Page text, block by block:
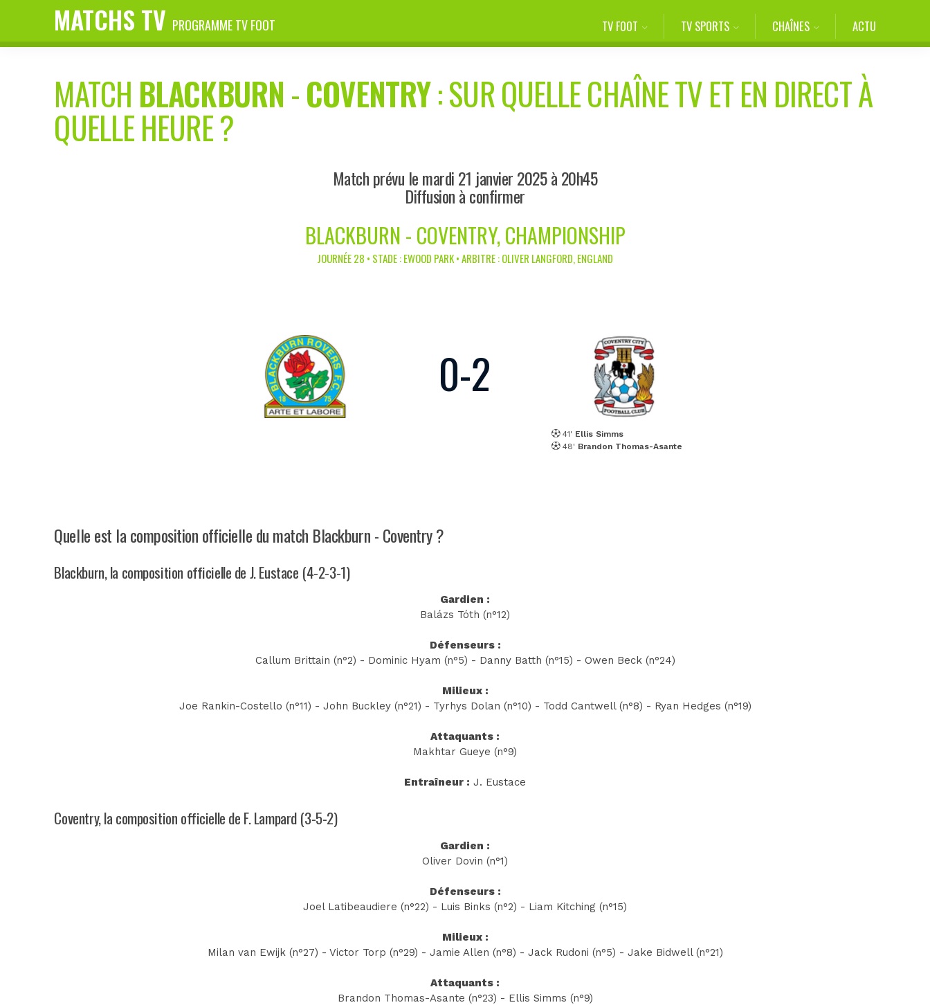
MATCHS TV PROGRAMME TV FOOT TV FOOT TV SPORTS CHAÎNES ACTU
MATCH BLACKBURN-COVENTRY: SUR QUELLE CHAÎNE TV ET EN DIRECT À
QUELLE HEURE ?
Match prévu le mardi 21 janvier 2025 à 20h45
Diffusion à confirmer
BLACKBURN - COVENTRY, CHAMPIONSHIP
JOURNÉE 28 • STADE : EWOOD PARK • ARBITRE : OLIVER LANGFORD, ENGLAND
0-2
41' Ellis Simms
48' Brandon Thomas-Asante
Quelle est la composition officielle du match Blackburn - Coventry ?
Blackburn, la composition officielle de J. Eustace (4-2-3-1)
Gardien :
Balázs Tóth (n°12)
Défenseurs :
Callum Brittain (n°2) - Dominic Hyam (n°5) - Danny Batth (n°15) - Owen Beck (n°24)
Milieux :
Joe Rankin-Costello (n°11) - John Buckley (n°21) - Tyrhys Dolan (n°10) - Todd Cantwell (n°8) - Ryan Hedges (n°19)
Attaquants :
Makhtar Gueye (n°9)
Entraîneur : J. Eustace
Coventry, la composition officielle de F. Lampard (3-5-2)
Gardien :
Oliver Dovin (n°1)
Défenseurs :
Joel Latibeaudiere (n°22) - Luis Binks (n°2) - Liam Kitching (n°15)
Milieux :
Milan van Ewijk (n°27) - Victor Torp (n°29) - Jamie Allen (n°8) - Jack Rudoni (n°5) - Jake Bidwell (n°21)
Attaquants :
Brandon Thomas-Asante (n°23) - Ellis Simms (n°9)